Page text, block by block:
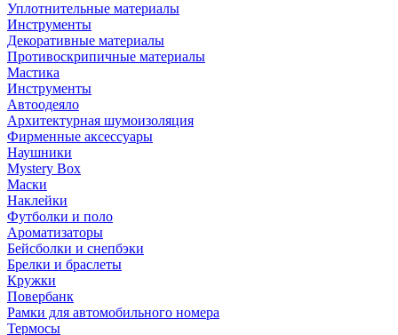
Уплотнительные материалы
Инструменты
Декоративные материалы
Противоскрипичные материалы
Мастика
Инструменты
Автоодеяло
Архитектурная шумоизоляция
Фирменные аксессуары
Наушники
Mystery Box
Маски
Наклейки
Футболки и поло
Ароматизаторы
Бейсболки и снепбэки
Брелки и браслеты
Кружки
Повербанк
Рамки для автомобильного номера
Термосы